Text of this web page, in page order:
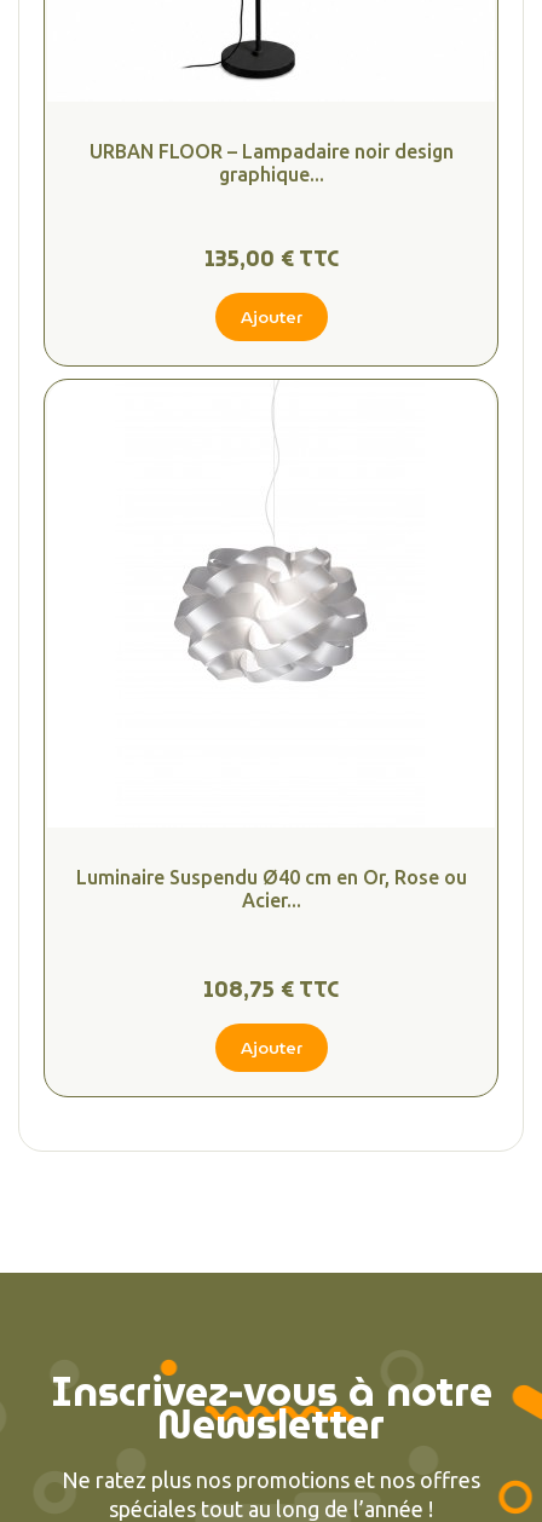
URBAN FLOOR – Lampadaire noir design
graphique...
135,00 € TTC
Ajouter
Luminaire Suspendu Ø40 cm en Or, Rose ou
Acier...
108,75 € TTC
Ajouter
Inscrivez-vous à notre
Newsletter
Ne ratez plus nos promotions et nos offres
spéciales tout au long de l’année !